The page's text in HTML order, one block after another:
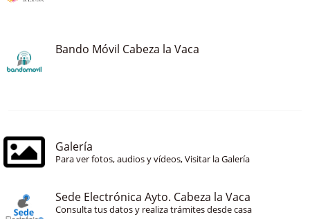
Bando Móvil Cabeza la Vaca
Galería
Para ver fotos, audios y vídeos, Visitar la Galería
Sede Electrónica Ayto. Cabeza la Vaca
Consulta tus datos y realiza trámites desde casa